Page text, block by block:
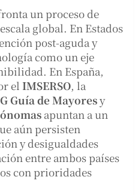
un proceso de
global. En Estados
post-aguda y
como un eje
En España,
el IMSERSO, la
Guía de Mayoresy
apuntan a un
aún persisten
y desigualdades
entre ambos países
con prioridades